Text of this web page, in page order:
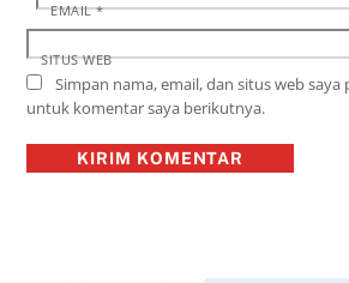
EMAIL*
SITUS WEB
Simpan nama, email, dan situs web
untuk komentar saya berikutnya.